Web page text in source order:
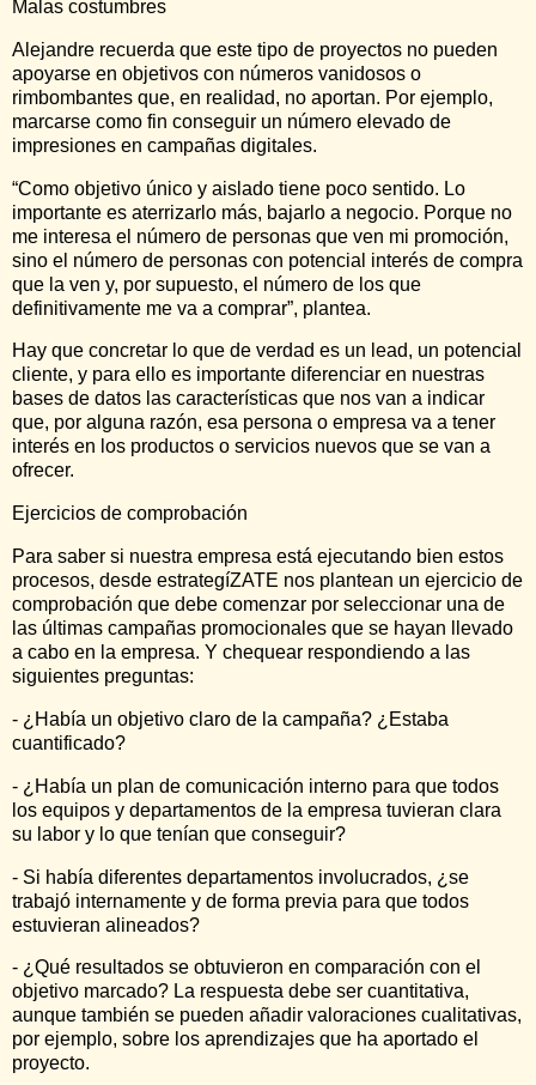
Malas costumbres
Alejandre recuerda que este tipo de proyectos no pueden
apoyarse en objetivos con números vanidosos o
rimbombantes que, en realidad, no aportan. Por ejemplo,
marcarse como fin conseguir un número elevado de
impresiones en campañas digitales.
“Como objetivo único y aislado tiene poco sentido. Lo
importante es aterrizarlo más, bajarlo a negocio. Porque no
me interesa el número de personas que ven mi promoción,
sino el número de personas con potencial interés de compra
que la ven y, por supuesto, el número de los que
definitivamente me va a comprar”, plantea.
Hay que concretar lo que de verdad es un lead, un potencial
cliente, y para ello es importante diferenciar en nuestras
bases de datos las características que nos van a indicar
que, por alguna razón, esa persona o empresa va a tener
interés en los productos o servicios nuevos que se van a
ofrecer.
Ejercicios de comprobación
Para saber si nuestra empresa está ejecutando bien estos
procesos, desde estrategíZATE nos plantean un ejercicio de
comprobación que debe comenzar por seleccionar una de
las últimas campañas promocionales que se hayan llevado
a cabo en la empresa. Y chequear respondiendo a las
siguientes preguntas:
- ¿Había un objetivo claro de la campaña? ¿Estaba
cuantificado?
- ¿Había un plan de comunicación interno para que todos
los equipos y departamentos de la empresa tuvieran clara
su labor y lo que tenían que conseguir?
- Si había diferentes departamentos involucrados, ¿se
trabajó internamente y de forma previa para que todos
estuvieran alineados?
- ¿Qué resultados se obtuvieron en comparación con el
objetivo marcado? La respuesta debe ser cuantitativa,
aunque también se pueden añadir valoraciones cualitativas,
por ejemplo, sobre los aprendizajes que ha aportado el
proyecto.